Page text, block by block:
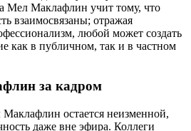
Мел Маклафлин учит тому, что
взаимосвязаны; отражая
любой может создать
как в публичном, так и в частном
за кадром
остается неизменной,
даже вне эфира. Коллеги